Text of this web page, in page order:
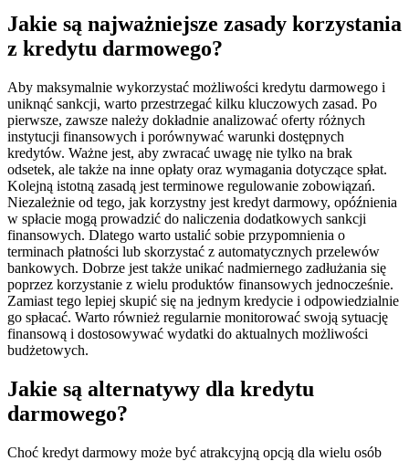
Jakie są najważniejsze zasady korzystania
z kredytu darmowego?
Aby maksymalnie wykorzystać możliwości kredytu darmowego i
uniknąć sankcji, warto przestrzegać kilku kluczowych zasad. Po
pierwsze, zawsze należy dokładnie analizować oferty różnych
instytucji finansowych i porównywać warunki dostępnych
kredytów. Ważne jest, aby zwracać uwagę nie tylko na brak
odsetek, ale także na inne opłaty oraz wymagania dotyczące spłat.
Kolejną istotną zasadą jest terminowe regulowanie zobowiązań.
Niezależnie od tego, jak korzystny jest kredyt darmowy, opóźnienia
w spłacie mogą prowadzić do naliczenia dodatkowych sankcji
finansowych. Dlatego warto ustalić sobie przypomnienia o
terminach płatności lub skorzystać z automatycznych przelewów
bankowych. Dobrze jest także unikać nadmiernego zadłużania się
poprzez korzystanie z wielu produktów finansowych jednocześnie.
Zamiast tego lepiej skupić się na jednym kredycie i odpowiedzialnie
go spłacać. Warto również regularnie monitorować swoją sytuację
finansową i dostosowywać wydatki do aktualnych możliwości
budżetowych.
Jakie są alternatywy dla kredytu
darmowego?
Choć kredyt darmowy może być atrakcyjną opcją dla wielu osób